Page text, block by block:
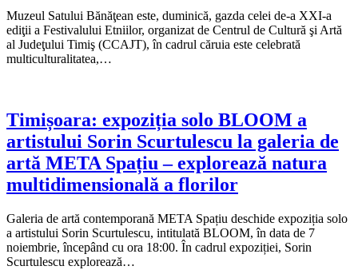
Muzeul Satului Bănăţean este, duminică, gazda celei de-a XXI-a
ediţii a Festivalului Etniilor, organizat de Centrul de Cultură şi Artă
al Judeţului Timiş (CCAJT), în cadrul căruia este celebrată
multiculturalitatea,…
Timișoara: expoziția solo BLOOM a
artistului Sorin Scurtulescu la galeria de
artă META Spațiu – explorează natura
multidimensională a florilor
Galeria de artă contemporană META Spațiu deschide expoziția solo
a artistului Sorin Scurtulescu, intitulată BLOOM, în data de 7
noiembrie, începând cu ora 18:00. În cadrul expoziției, Sorin
Scurtulescu explorează…